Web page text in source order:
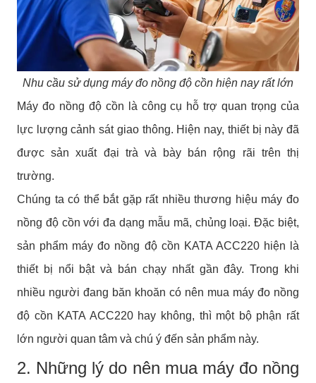
Nhu cầu sử dụng máy đo nồng độ cồn hiện nay rất lớn
Máy đo nồng độ cồn là công cụ hỗ trợ quan trọng của
lực lượng cảnh sát giao thông. Hiện nay, thiết bị này đã
được sản xuất đại trà và bày bán rộng rãi trên thị
trường.
Chúng ta có thể bắt gặp rất nhiều thương hiệu máy đo
nồng độ cồn với đa dạng mẫu mã, chủng loại. Đặc biệt,
sản phẩm máy đo nồng độ cồn KATA ACC220 hiện là
thiết bị nổi bật và bán chạy nhất gần đây. Trong khi
nhiều người đang băn khoăn có nên mua máy đo nồng
độ cồn KATA ACC220 hay không, thì một bộ phận rất
lớn người quan tâm và chú ý đến sản phẩm này.
2. Những lý do nên mua máy đo nồng